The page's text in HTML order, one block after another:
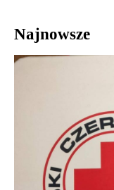
Najnowsze